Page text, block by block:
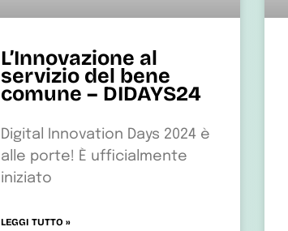
L’Innovazione al
servizio del bene
comune – DIDAYS24
Digital Innovation Days 2024 è
alle porte! È ufficialmente
iniziato
LEGGI TUTTO »